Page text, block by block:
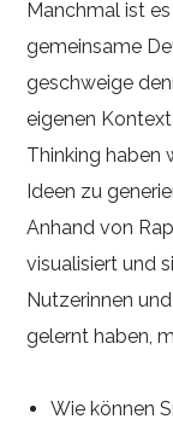
Manchmal ist
gemeinsame
geschweige
eigenen
Thinking haben
Ideen zu
Anhand von
visualisiert und
Nutzerinnen
gelernt haben,
Wie können